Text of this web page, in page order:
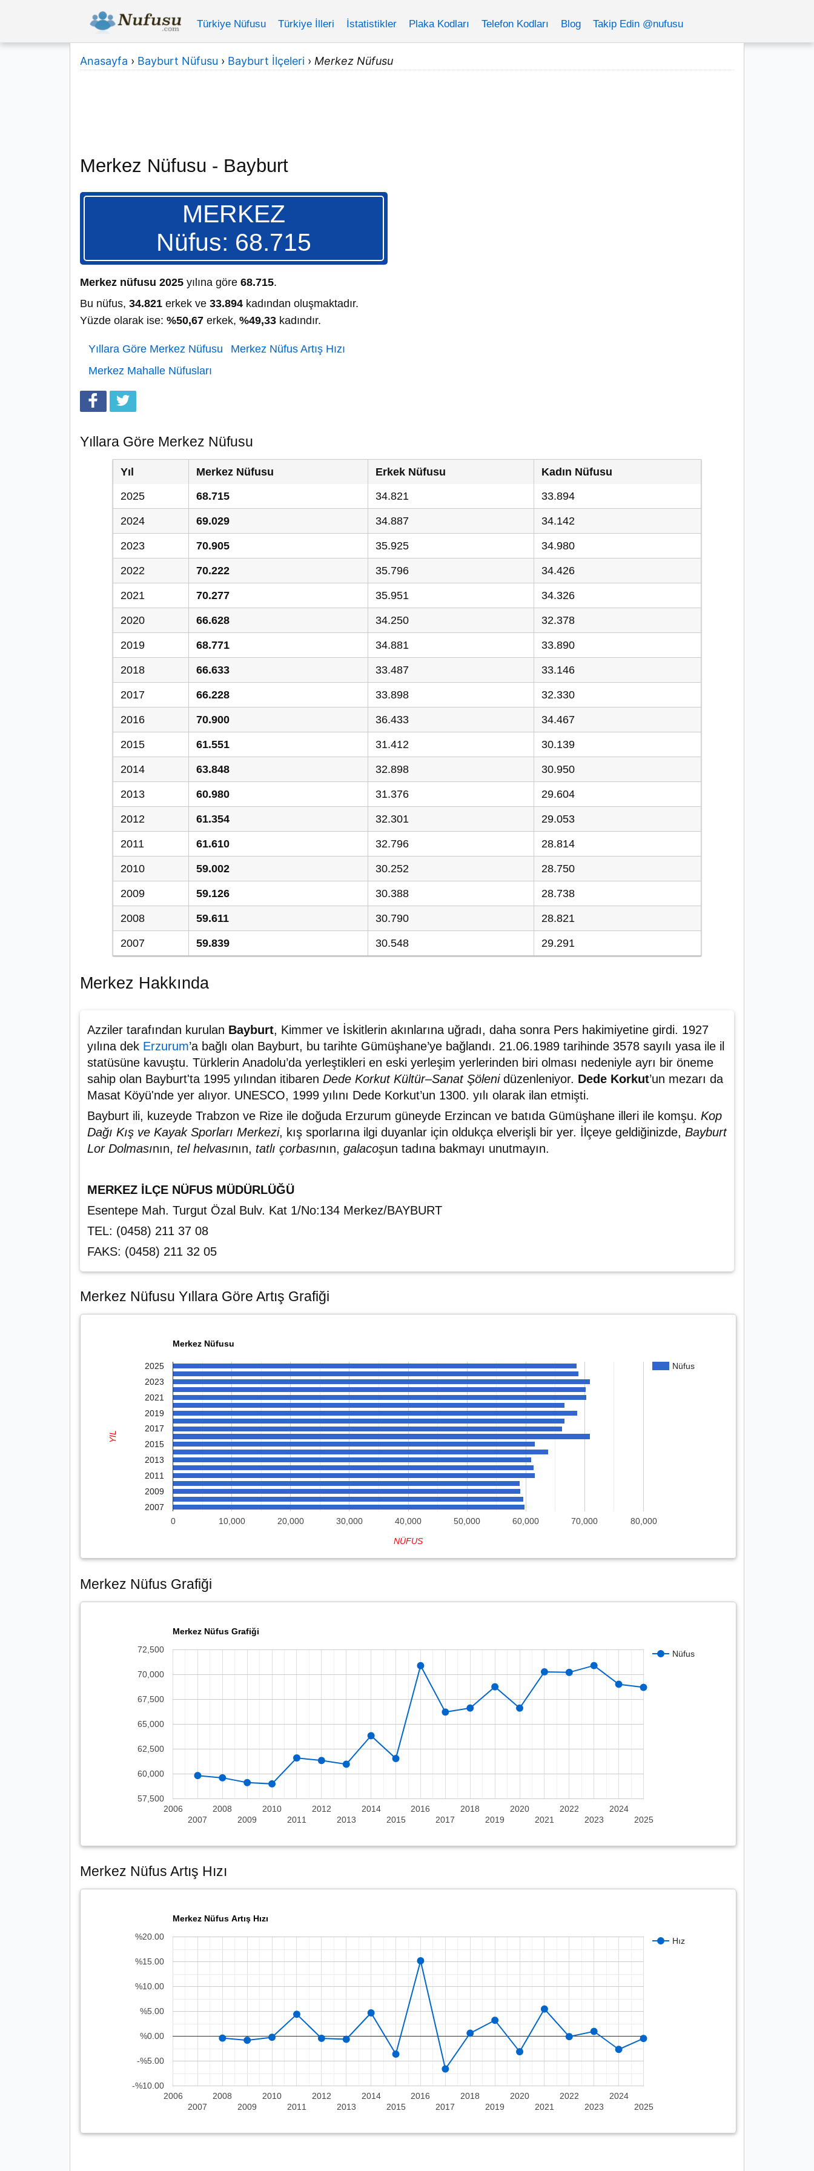
Türkiye Nüfusu Türkiye İlleri İstatistikler Plaka Kodları Telefon Kodları Blog Takip Edin @nufusu
Anasayfa › Bayburt Nüfusu › Bayburt İlçeleri › Merkez Nüfusu
Merkez Nüfusu - Bayburt
MERKEZ
Nüfus: 68.715
Merkez nüfusu 2025 yılına göre 68.715.
Bu nüfus, 34.821 erkek ve 33.894 kadından oluşmaktadır.
Yüzde olarak ise: %50,67 erkek, %49,33 kadındır.
Yıllara Göre Merkez Nüfusu
Merkez Nüfus Artış Hızı
Merkez Mahalle Nüfusları
Yıllara Göre Merkez Nüfusu
Yıl Merkez Nüfusu Erkek Nüfusu
Kadın Nüfusu
2025
68.715 34.821 33.894
2024 69.029 34.887 34.142
2023 70.905 35.925 34.980
2022 70.222 35.796 34.426
2021 70.277 35.951 34.326
2020 66.628 34.250 32.378
2019 68.771 34.881 33.890
2018 66.633 33.487 33.146
2017 66.228 33.898 32.330
2016 70.900 36.433 34.467
2015 61.551 31.412 30.139
2014 63.848 32.898 30.950
2013 60.980 31.376 29.604
2012 61.354 32.301 29.053
2011 61.610 32.796 28.814
2010 59.002 30.252 28.750
2009 59.126 30.388 28.738
2008 59.611 30.790 28.821
2007 59.839 30.548 29.291
Merkez Hakkında
Azziler tarafından kurulan Bayburt, Kimmer ve İskitlerin akınlarına uğradı, daha sonra Pers hakimiyetine girdi. 1927
yılına dek Erzurum’a bağlı olan Bayburt, bu tarihte Gümüşhane’ye bağlandı. 21.06.1989 tarihinde 3578 sayılı yasa ile il
statüsüne kavuştu. Türklerin Anadolu’da yerleştikleri en eski yerleşim yerlerinden biri olması nedeniyle ayrı bir öneme
sahip olan Bayburt'ta 1995 yılından itibaren Dede Korkut Kültür–Sanat Şölenidüzenleniyor. Dede Korkut’un mezarı da
Masat Köyü'nde yer alıyor. UNESCO, 1999 yılını Dede Korkut’un 1300. yılı olarak ilan etmişti.
Bayburt ili, kuzeyde Trabzon ve Rize ile doğuda Erzurum güneyde Erzincan ve batıda Gümüşhane illeri ile komşu. Kop
Dağı Kış ve Kayak Sporları Merkezi, kış sporlarına ilgi duyanlar için oldukça elverişli bir yer. İlçeye geldiğinizde, Bayburt
Lor Dolmasının, tel helvasının, tatlı çorbasının, galacoşun tadına bakmayı unutmayın.
MERKEZ İLÇE NÜFUS MÜDÜRLÜĞÜ
Esentepe Mah. Turgut Özal Bulv. Kat 1/No:134 Merkez/BAYBURT
TEL: (0458) 211 37 08
FAKS: (0458) 211 32 05
Merkez Nüfusu Yıllara Göre Artış Grafiği
Merkez Nüfusu
Nüfus
0 10,000 20,000 30,000 40,000 50,000 60,000 70,000 80,000
2025
2023
2021
2019
2017
2015
2013
2011
2009
2007
NÜFUS
YIL
Merkez Nüfus Grafiği
Merkez Nüfus Grafiği
Nüfus
2006
2007
2008
2009
2010
2011
2012
2013
2014
2015
2016
2017
2018
2019
2020
2021
2022
2023
2024
2025
57,500
60,000
62,500
65,000
67,500
70,000
72,500
Merkez Nüfus Artış Hızı
Merkez Nüfus Artış Hızı
Hız
2006
2007
2008
2009
2010
2011
2012
2013
2014
2015
2016
2017
2018
2019
2020
2021
2022
2023
2024
2025
-%10.00
-%5.00
%0.00
%5.00
%10.00
%15.00
%20.00